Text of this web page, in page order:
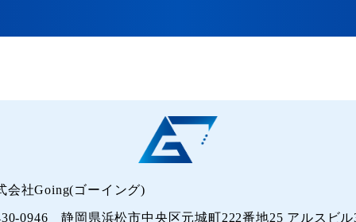
会社Going(ゴーイング)
0946 静岡県浜松市中央区元城町222番地25 アルスビル